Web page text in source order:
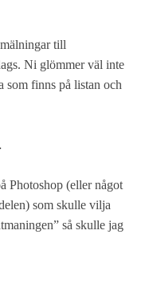
till
Ni glömmer väl inte
som finns på listan och
Photoshop (eller något
som skulle vilja
så skulle jag